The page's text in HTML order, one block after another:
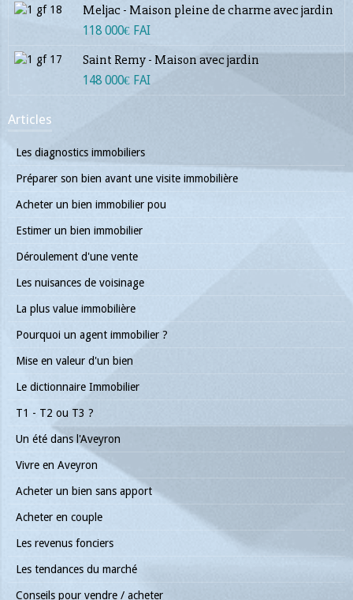
Meljac - Maison pleine de charme avec jardin
118 000€ FAI
Saint Remy - Maison avec jardin
148 000€ FAI
Articles
Les diagnostics immobiliers
Préparer son bien avant une visite immobilière
Acheter un bien immobilier pou
Estimer un bien immobilier
Déroulement d'une vente
Les nuisances de voisinage
La plus value immobilière
Pourquoi un agent immobilier ?
Mise en valeur d'un bien
Le dictionnaire Immobilier
T1 - T2 ou T3 ?
Un été dans l'Aveyron
Vivre en Aveyron
Acheter un bien sans apport
Acheter en couple
Les revenus fonciers
Les tendances du marché
Conseils pour vendre / acheter